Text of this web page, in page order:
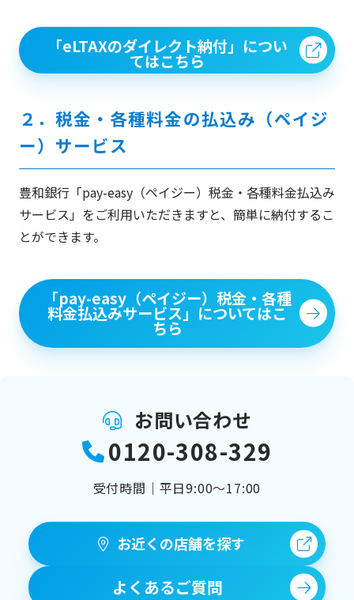
「eLTAXのダイレクト納付」につい
てはこちら
２．税金・各種料金の払込み（ペイジ
ー）サービス
豊和銀行「pay-easy（ペイジー）税金・各種料金払込み
サービス」をご利用いただきますと、簡単に納付するこ
とができます。
「pay-easy（ペイジー）税金・各種
料金払込みサービス」についてはこ
ちら
お問い合わせ
0120-308-329
受付時間｜平日9:00〜17:00
お近くの店舗を探す
よくあるご質問